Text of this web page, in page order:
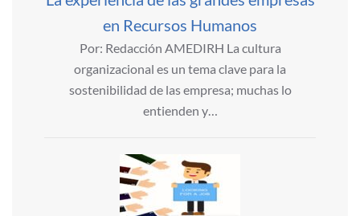
en Recursos Humanos
Por: Redacción AMEDIRH La cultura
organizacional es un tema clave para la
sostenibilidad de las empresa; muchas lo
entienden y…